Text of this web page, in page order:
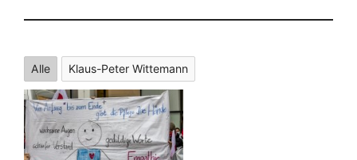
Alle Klaus-Peter Wittemann